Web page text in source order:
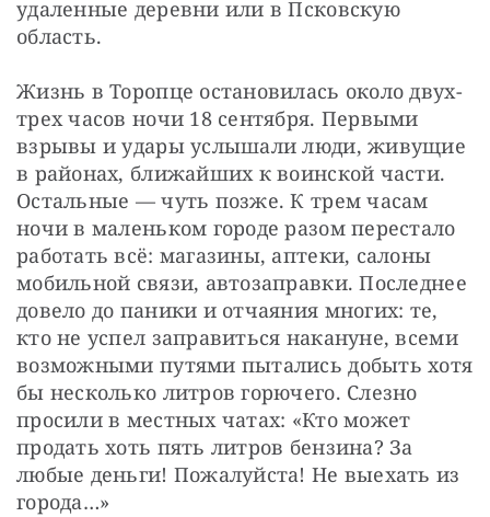
удаленные деревни или в Псковскую
область.
Жизнь в Торопце остановилась около двух-
трех часов ночи 18 сентября. Первыми
взрывы и удары услышали люди, живущие
в районах, ближайших к воинской части.
Остальные — чуть позже. К трем часам
ночи в маленьком городе разом перестало
работать всё: магазины, аптеки, салоны
мобильной связи, автозаправки. Последнее
довело до паники и отчаяния многих: те,
кто не успел заправиться накануне, всеми
возможными путями пытались добыть хотя
бы несколько литров горючего. Слезно
просили в местных чатах: «Кто может
продать хоть пять литров бензина? За
любые деньги! Пожалуйста! Не выехать из
города…»